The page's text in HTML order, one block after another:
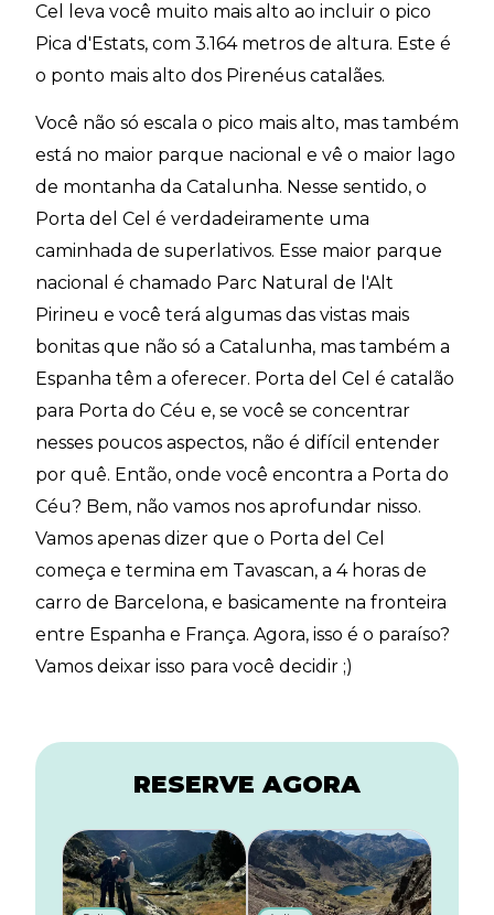
Cel leva você muito mais alto ao incluir o pico
Pica d'Estats, com 3.164 metros de altura. Este é
o ponto mais alto dos Pirenéus catalães.
Você não só escala o pico mais alto, mas também
está no maior parque nacional e vê o maior lago
de montanha da Catalunha. Nesse sentido, o
Porta del Cel é verdadeiramente uma
caminhada de superlativos. Esse maior parque
nacional é chamado Parc Natural de l'Alt
Pirineu e você terá algumas das vistas mais
bonitas que não só a Catalunha, mas também a
Espanha têm a oferecer. Porta del Cel é catalão
para Porta do Céu e, se você se concentrar
nesses poucos aspectos, não é difícil entender
por quê. Então, onde você encontra a Porta do
Céu? Bem, não vamos nos aprofundar nisso.
Vamos apenas dizer que o Porta del Cel
começa e termina em Tavascan, a 4 horas de
carro de Barcelona, e basicamente na fronteira
entre Espanha e França. Agora, isso é o paraíso?
Vamos deixar isso para você decidir ;)
RESERVE AGORA